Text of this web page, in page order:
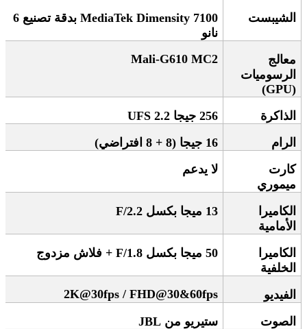
الشيبست MediaTek Dimensity 7100
بدقة تصنيع 6
نانو
معالج
الرسوميات
(GPU)
Mali-G610 MC2
الذاكرة 256 جيجا UFS 2.2
الرام
16 جيجا (8 + 8 افتراضي)
كارت
ميموري
لا يدعم
الكاميرا
الأمامية
13 ميجا بكسل F/2.2
الكاميرا
الخلفية
50 ميجا بكسل F/1.8 + فلاش مزدوج
الفيديو
2K@30fps / FHD@30&60fps
الصوت
ستيريو من JBL